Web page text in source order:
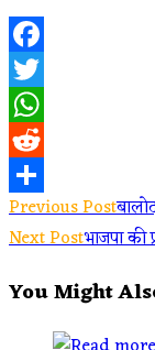
Facebook
Twitter
WhatsApp
Reddit
Share
Previous Post
Next Postभाजपा की
You Might